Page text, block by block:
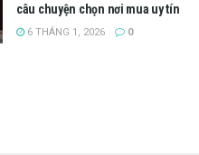
câu chuyện chọn nơi mua uy tín
6 THÁNG 1, 2026 0